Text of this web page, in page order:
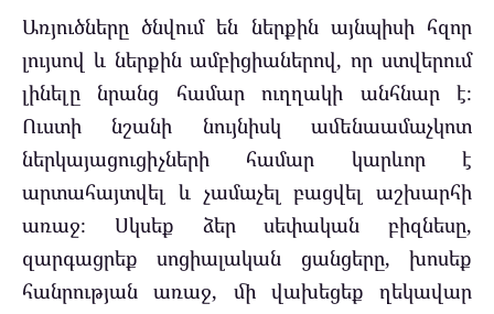
Առյուծները ծնվում են ներքին այնպիսի հզոր
լույսով և ներքին ամբիցիաներով, որ ստվերում
լինելը նրանց համար ուղղակի անհնար է։
Ուստի նշանի նույնիսկ ամենաամաչկոտ
ներկայացուցիչների համար կարևոր է
արտահայտվել և չամաչել բացվել աշխարհի
առաջ։ Սկսեք ձեր սեփական բիզնեսը,
զարգացրեք սոցիալական ցանցերը, խոսեք
հանրության առաջ, մի վախեցեք ղեկավար